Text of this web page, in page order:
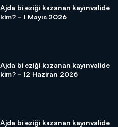
Ajda bileziği kazanan kayınvalide
kim? - 1 Mayıs 2026
Ajda bileziği kazanan kayınvalide
kim? - 12 Haziran 2026
Ajda bileziği kazanan kayınvalide